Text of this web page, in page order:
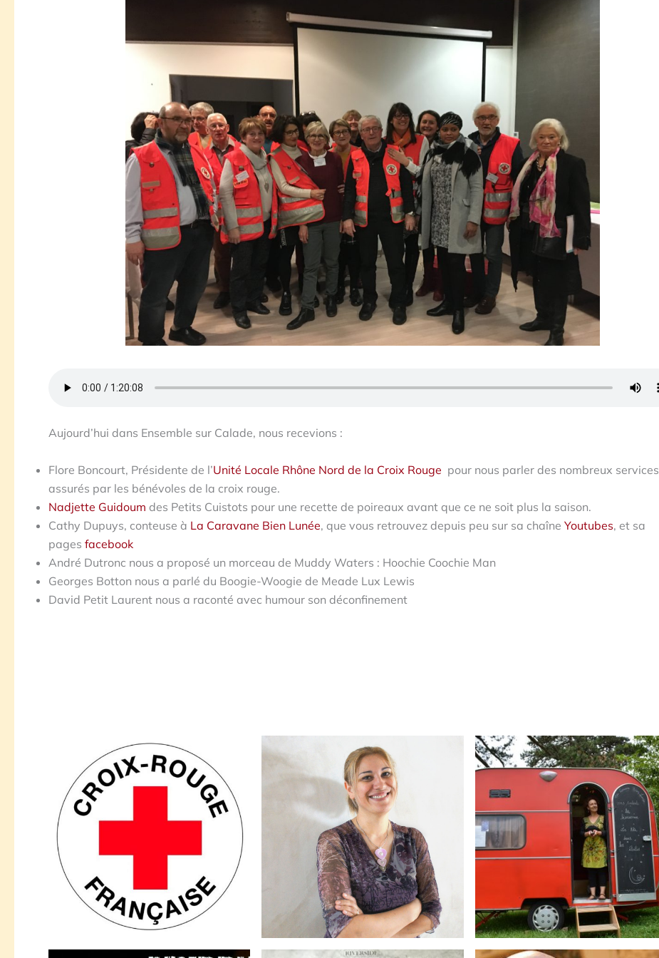
Aujourd’hui dans Ensemble sur Calade, nous recevions :
Flore Boncourt, Présidente de l’Unité Locale Rhône Nord de la Croix Rouge pour nous parler des nombreux services
assurés par les bénévoles de la croix rouge.
Nadjette Guidoum des Petits Cuistots pour une recette de poireaux avant que ce ne soit plus la saison.
Cathy Dupuys, conteuse à La Caravane Bien Lunée, que vous retrouvez depuis peu sur sa chaîne Youtubes, et sa
pages facebook
André Dutronc nous a proposé un morceau de Muddy Waters : Hoochie Coochie Man
Georges Botton nous a parlé du Boogie-Woogie de Meade Lux Lewis
David Petit Laurent nous a raconté avec humour son déconfinement